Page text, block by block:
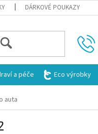
DÁRKOVÉ POUKAZY
a péče Eco výrobky
auta